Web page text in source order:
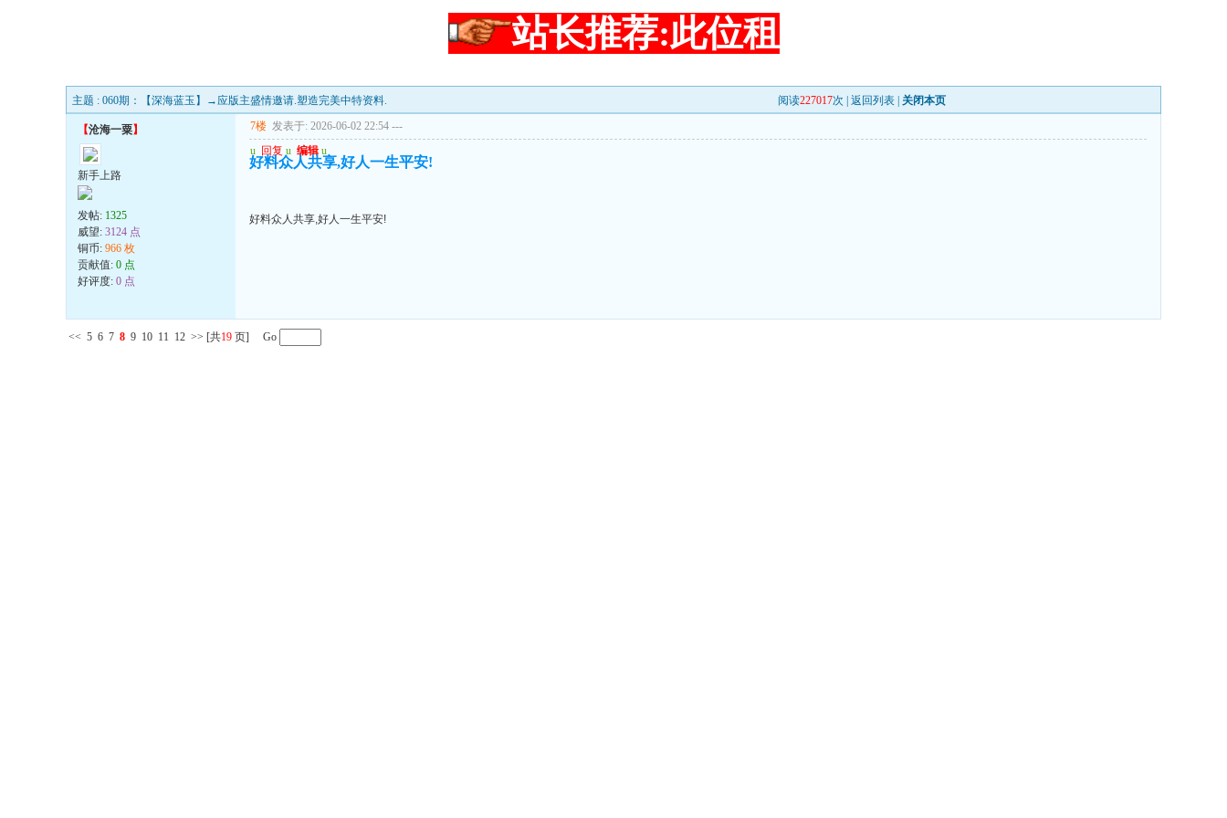
站长推荐:此位租
主题 : 060期：【深海蓝玉】→应版主盛情邀请.塑造完美中特资料. 阅读227017次 | 返回列表 关闭本页
【沧海一粟】
新手上路
发帖: 1325
威望: 3124 点
铜币: 966 枚
贡献值: 0 点
好评度: 0 点
7楼 发表于: 2026-06-02 22:54 ---
u 回复 u 编辑 u
好料众人共享,好人一生平安!
好料众人共享,好人一生平安!
<< 5 6 7 8 9 10 11 12 >> [共19 页] Go